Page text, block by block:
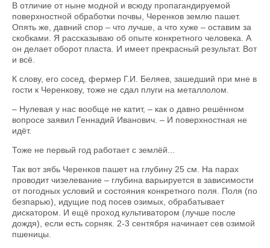
В отличие от ныне модной и всюду пропагандируемой
поверхностной обработки почвы, Черенков землю пашет.
Опять же, давний спор – что лучше, а что хуже – оставим за
скобками. Я рассказываю об опыте конкретного человека. А
он делает оборот пласта. И имеет прекрасный результат. Вот
и всё.
К слову, его сосед, фермер Г.И. Беляев, зашедший при мне в
гости к Черенкову, тоже не сдал плуги на металлолом.
– Нулевая у нас вообще не катит, – как о давно решённом
вопросе заявил Геннадий Иванович. – И поверхностная не
идёт.
Тоже не первый год работает с землёй...
Так вот зябь Черенков пашет на глубину 25 см. На парах
проводит чизелевание – глубина варьируется в зависимости
от погодных условий и состояния конкретного поля. Поля (по
безпарью), идущие под посев озимых, обрабатывает
дискатором. И ещё проход культиватором (лучше после
дождя), если есть сорняк. 2-3 сентября начинает сев озимой
пшеницы.